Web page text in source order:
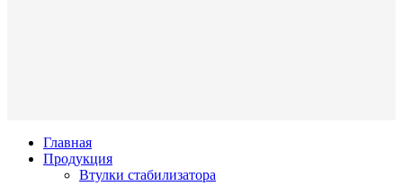
Главная
Продукция
Втулки стабилизатора